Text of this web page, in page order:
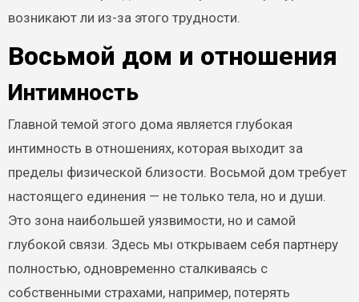
возникают ли из-за этого трудности.
Восьмой дом и отношения
Интимность
Главной темой этого дома является глубокая
интимность в отношениях, которая выходит за
пределы физической близости. Восьмой дом требует
настоящего единения — не только тела, но и души.
Это зона наибольшей уязвимости, но и самой
глубокой связи. Здесь мы открываем себя партнеру
полностью, одновременно сталкиваясь с
собственными страхами, например, потерять